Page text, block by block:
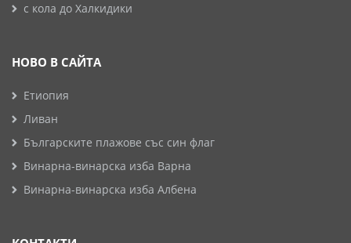
с кола до Халкидики
НОВО В САЙТА
Етиопия
Ливан
Българските плажове със син флаг
Винарна-винарска изба Варна
Винарна-винарска изба Албена